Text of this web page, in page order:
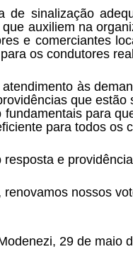
de sinalização
auxiliem na
e comerciantes
os condutores
às
que
para
para todos os
e
nossos
29 de maio